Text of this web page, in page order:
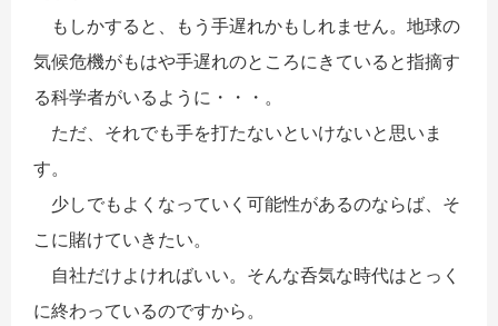
もしかすると、もう手遅れかもしれません。地球の
気候危機がもはや手遅れのところにきていると指摘す
る科学者がいるように・・・。
ただ、それでも手を打たないといけないと思いま
す。
少しでもよくなっていく可能性があるのならば、そ
こに賭けていきたい。
自社だけよければいい。そんな呑気な時代はとっく
に終わっているのですから。